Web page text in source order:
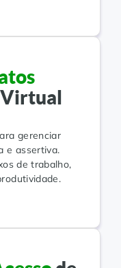
gerenciar
e assertiva.
de trabalho,